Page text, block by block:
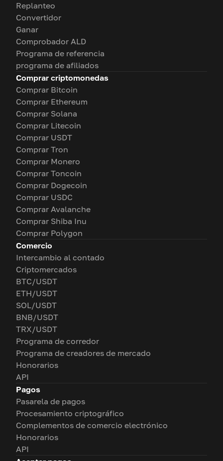
Replanteo
Convertidor
Ganar
Comprobador ALD
Programa de referencia
programa de afiliados
Comprar criptomonedas
Comprar Bitcoin
Comprar Ethereum
Comprar Solana
Comprar Litecoin
Comprar USDT
Comprar Tron
Comprar Monero
Comprar Toncoin
Comprar Dogecoin
Comprar USDC
Comprar Avalanche
Comprar Shiba Inu
Comprar Polygon
Comercio
Intercambio al contado
Criptomercados
BTC/USDT
ETH/USDT
SOL/USDT
BNB/USDT
TRX/USDT
Programa de corredor
Programa de creadores de mercado
Honorarios
API
Pagos
Pasarela de pagos
Procesamiento criptográfico
Complementos de comercio electrónico
Honorarios
API